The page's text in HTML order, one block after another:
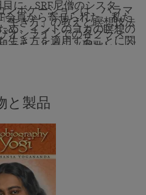
に、SRF尼僧のシスタ
会員から寄せられた、私た
め、インドのヨガの瞑想の
生き方を適用することに関
ハンサ・ヨガナンダの「生
ンボケーションは、パラマ
生き方」の教えと瞑想技法
オンラインでの各クラス、
とキールタン（聖歌）、パ
が住まわれ神と霊交された
と製品